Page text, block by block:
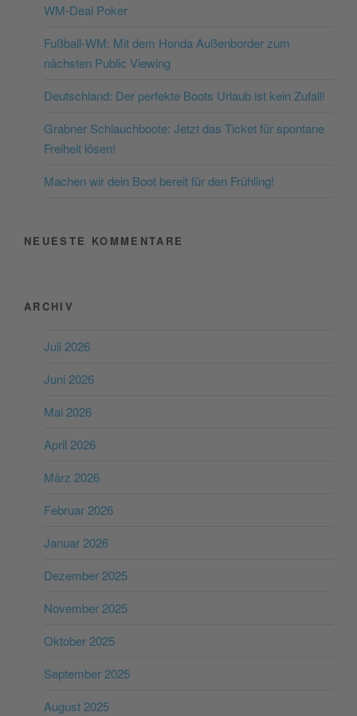
Mehr Informationen
powered by
Consent Management
WM-Deal Poker
Fußball-WM: Mit dem Honda Außenborder zum
nächsten Public Viewing
Deutschland: Der perfekte Boots Urlaub ist kein Zufall!
Grabner Schlauchboote: Jetzt das Ticket für spontane
Freiheit lösen!
Machen wir dein Boot bereit für den Frühling!
NEUESTE KOMMENTARE
ARCHIV
Juli 2026
Juni 2026
Mai 2026
April 2026
März 2026
Februar 2026
Januar 2026
Dezember 2025
November 2025
Oktober 2025
September 2025
August 2025